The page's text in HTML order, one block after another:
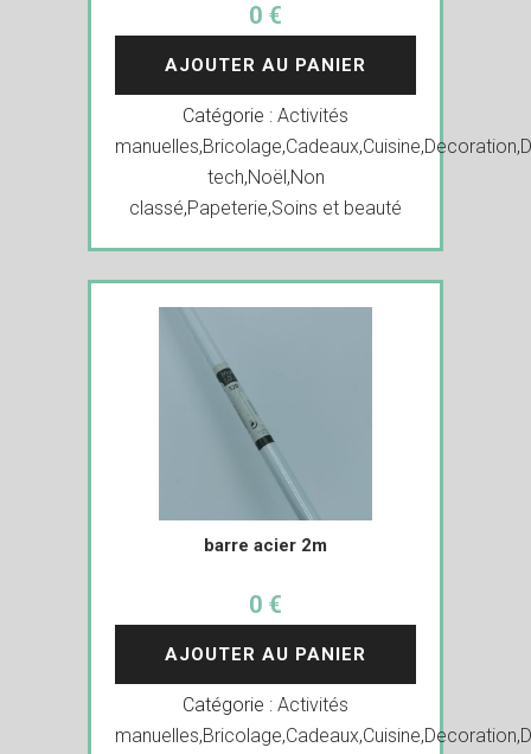
0 €
AJOUTER AU PANIER
Catégorie : Activités
manuelles,Bricolage,Cadeaux,Cuisine,Decoration,
tech,Noël,Non
classé,Papeterie,Soins et beauté
barre acier 2m
0 €
AJOUTER AU PANIER
Catégorie : Activités
manuelles,Bricolage,Cadeaux,Cuisine,Decoration,